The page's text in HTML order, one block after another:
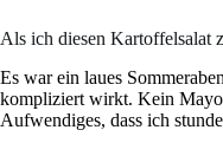
Als ich diesen Kartoffelsalat
Es war ein laues
kompliziert wirkt. Kein
Aufwendiges, dass ich